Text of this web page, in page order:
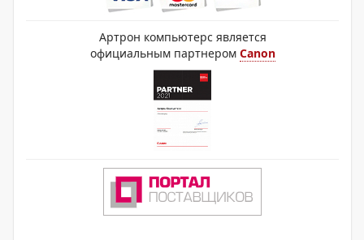
Артрон компьютерс является
официальным партнером Canon